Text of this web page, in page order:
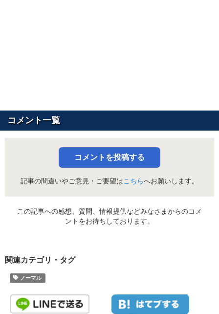
コメント一覧
コメントを投稿する
記事の間違いやご意見・ご要望はこちらへお願いします。
この記事への感想、質問、情報提供などみなさまからのコメ
ントをお待ちしております。
関連カテゴリ・タグ
ノーマル